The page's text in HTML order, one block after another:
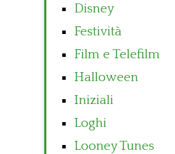
Disney
Festività
Film e Telefilm
Halloween
Iniziali
Loghi
Looney Tunes